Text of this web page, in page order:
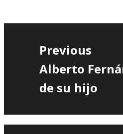
Navegación
entradas
Previous
Previous
post:
Alberto
de su hijo